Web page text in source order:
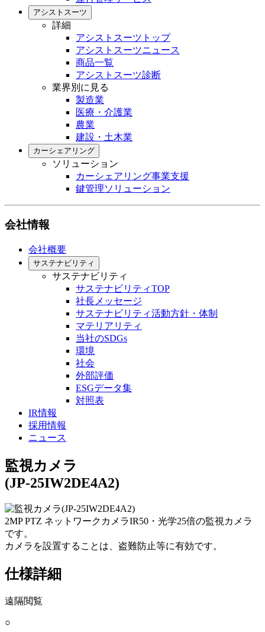
アシストスーツ
詳細
アシストスーツトップ
アシストスーツニュース
商品一覧
アシストスーツ診断
業界別に見る
製造業
医療・介護業
農業
建設・土木業
カーシェアリング
ソリューション
カーシェアリング事業支援
鍵管理ソリューション
会社情報
会社概要
サステナビリティ
サステナビリティ
サステナビリティTOP
社長メッセージ
サステナビリティ活動方針・体制
マテリアリティ
当社のSDGs
環境
社会
外部評価
ESGデータ集
対照表
IR情報
採用情報
ニュース
監視カメラ
(JP-25IW2DE4A2)
2MP PTZ ネットワークカメラIR50・光学25倍の監視カメラ
です。
カメラを設置することは、盗難防止等に有効です。
仕様詳細
遠隔閲覧
○